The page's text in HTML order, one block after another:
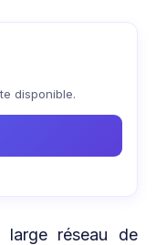
disponible.
réseau de